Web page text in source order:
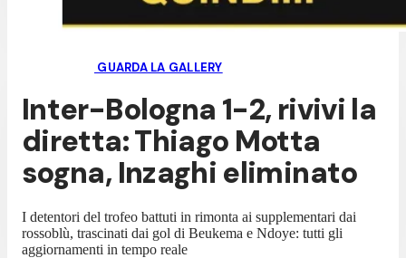
GUARDA LA GALLERY
Inter-Bologna 1-2, rivivi la
diretta: Thiago Motta
sogna, Inzaghi eliminato
I detentori del trofeo battuti in rimonta ai supplementari dai
rossoblù, trascinati dai gol di Beukema e Ndoye: tutti gli
aggiornamenti in tempo reale